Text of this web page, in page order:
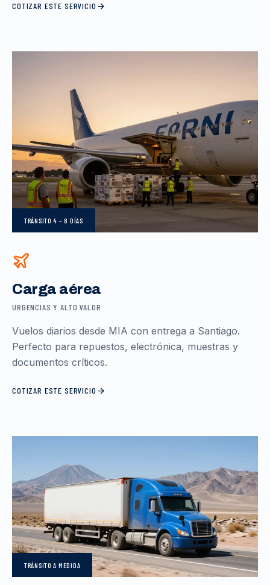
COTIZAR ESTE SERVICIO
TRÁNSITO4 – 8 DÍAS
Carga aérea
URGENCIAS Y ALTO VALOR
Vuelos diarios desde MIA con entrega a Santiago.
Perfecto para repuestos, electrónica, muestras y
documentos críticos.
COTIZAR ESTE SERVICIO
TRÁNSITOA MEDIDA